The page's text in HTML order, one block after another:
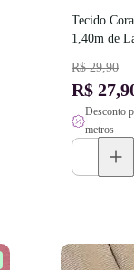
Tecido
1,40m de
R$ 29,90
R$
Desconto
metros